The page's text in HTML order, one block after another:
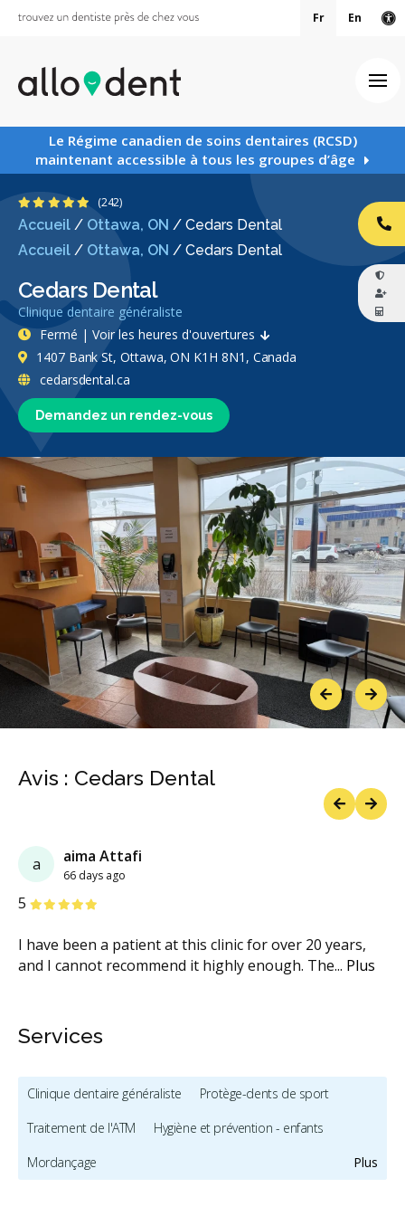
Fr En
Le Régime canadien de soins dentaires (RCSD)
maintenant accessible à tous les groupes d’âge
Accueil / Ottawa, ON / Cedars Dental
Accueil / Ottawa, ON / Cedars Dental
Cedars Dental
Clinique dentaire généraliste
4.8 étoiles
(242)
Demandez un rendez-vous
Fermé | Voir les heures d'ouvertures
1407 Bank St, Ottawa, ON K1H 8N1, Canada
cedarsdental.ca
PreviousNext
Avis : Cedars Dental
a aima Attafi
66 days ago
5 étoiles
I have been a patient at this clinic for over 20 years,
and I cannot recommend it highly enough. The... Plus
étoiles
étoiles
étoiles
étoiles
Services
Plus
Clinique dentaire généraliste
Protège-dents de sport
Traitement de l'ATM
Hygiène et prévention - enfants
Mordançage